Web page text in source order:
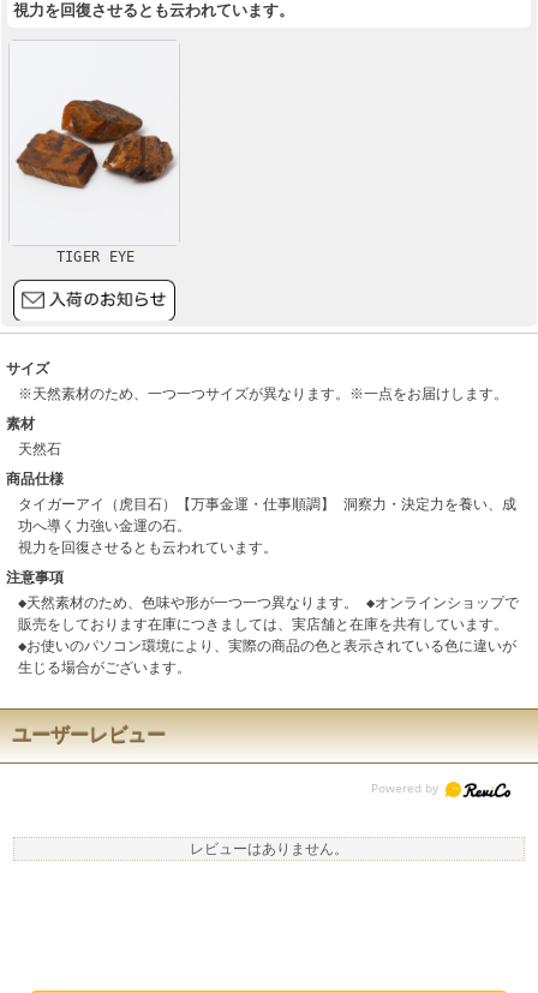
視力を回復させるとも云われています。
TIGER EYE
サイズ
※天然素材のため、一つ一つサイズが異なります。※一点をお届けします。
素材
天然石
商品仕様
タイガーアイ（虎目石）【万事金運・仕事順調】 洞察力・決定力を養い、成
功へ導く力強い金運の石。
視力を回復させるとも云われています。
注意事項
◆天然素材のため、色味や形が一つ一つ異なります。 ◆オンラインショップで
販売をしております在庫につきましては、実店舗と在庫を共有しています。
◆お使いのパソコン環境により、実際の商品の色と表示されている色に違いが
生じる場合がございます。
ユーザーレビュー
レビューはありません。